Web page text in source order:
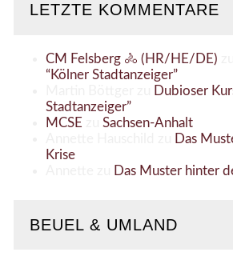
LETZTE KOMMENTARE
CM Felsberg 🚴 (HR/HE/DE)
“Kölner Stadtanzeiger”
Dubioser
Stadtanzeiger”
MCSE
Sachsen-Anhalt
Das
Krise
Das Muster hinter
BEUEL & UMLAND